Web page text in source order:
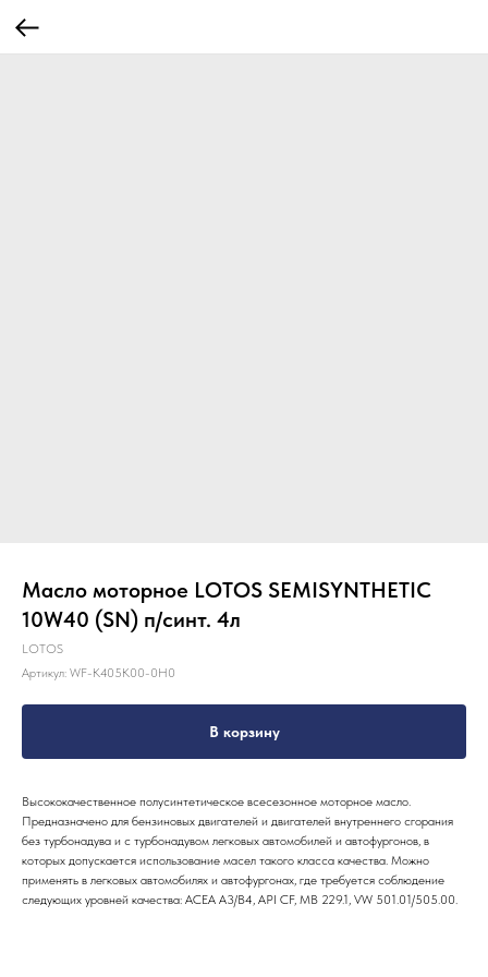
Масло моторное LOTOS SEMISYNTHETIC
10W40 (SN) п/синт. 4л
LOTOS
Артикул: WF-K405K00-0H0
В корзину
Высококачественное полусинтетическое всесезонное моторное масло.
Предназначено для бензиновых двигателей и двигателей внутреннего сгорания
без турбонадува и с турбонадувом легковых автомобилей и автофургонов, в
которых допускается использование масел такого класса качества. Можно
применять в легковых автомобилях и автофургонах, где требуется соблюдение
следующих уровней качества: ACEA A3/B4, API CF, MB 229.1, VW 501.01/505.00.